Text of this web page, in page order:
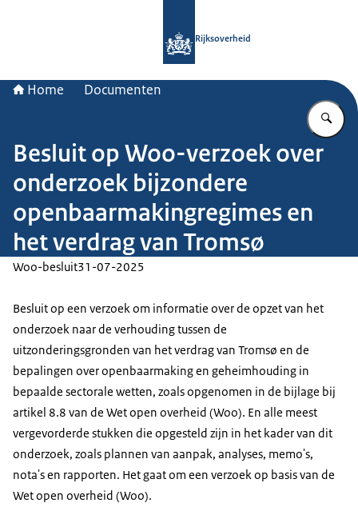
Rijksoverheid
Home Documenten
Besluit op Woo-verzoek over
onderzoek bijzondere
openbaarmakingregimes en
het verdrag van Tromsø
Woo-besluit31-07-2025
Besluit op een verzoek om informatie over de opzet van het
onderzoek naar de verhouding tussen de
uitzonderingsgronden van het verdrag van Tromsø en de
bepalingen over openbaarmaking en geheimhouding in
bepaalde sectorale wetten, zoals opgenomen in de bijlage bij
artikel 8.8 van de Wet open overheid (Woo). En alle meest
vergevorderde stukken die opgesteld zijn in het kader van dit
onderzoek, zoals plannen van aanpak, analyses, memo's,
nota's en rapporten. Het gaat om een verzoek op basis van de
Wet open overheid (Woo).